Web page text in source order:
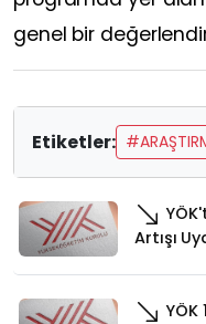
genel bir
Etiketler:
Artışı
YÖK